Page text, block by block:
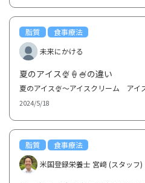
脂質
食事療法
未来にかける
夏のアイス🍨🍦🍧の違い
2024/5/18
脂質
食事療法
米国登録栄養士 宮﨑 (スタッフ)